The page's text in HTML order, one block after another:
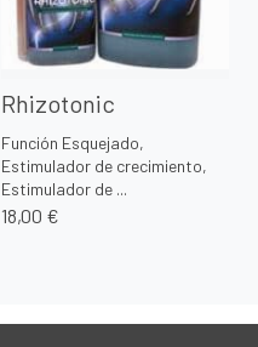
Rhizotonic
Función Esquejado,
Estimulador de crecimiento,
Estimulador de ...
18,00 €